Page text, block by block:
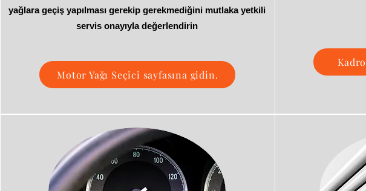
yağlara geçiş yapılması gerekip gerekmediğini mutlaka yetkili
servis onayıyla değerlendirin
Motor Yağı Seçici sayfasına gidin.